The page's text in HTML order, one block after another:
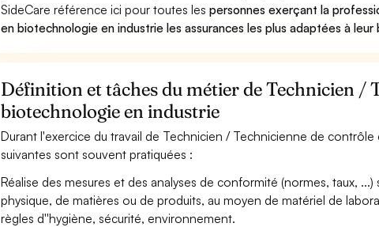
SideCare référence ici pour toutes lespersonnes exerçant la
en biotechnologie en industrie les assurances les plus adaptées à leur
Définition et tâches du métier de Technicien /
biotechnologie en industrie
Durant l'exercice du travail de Technicien / Technicienne de
suivantes sont souvent pratiquées :
Réalise des mesures et des analyses de conformité (normes, taux,
physique, de matières ou de produits, au moyen de matériel de
règles d''hygiène, sécurité, environnement.